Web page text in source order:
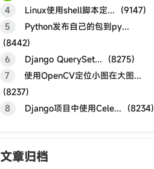
4
Linux使用shell脚本定... (9147)
5
Python发布自己的包到py...
(8442)
6
Django QuerySet... (8275)
7
使用OpenCV定位小图在大图...
(8237)
8
Django项目中使用Cele... (8234)
文章归档